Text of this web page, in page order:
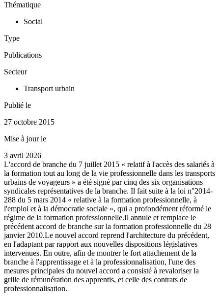
Thématique
Social
Type
Publications
Secteur
Transport urbain
Publié le
27 octobre 2015
Mise à jour le
3 avril 2026
L'accord de branche du 7 juillet 2015 « relatif à l'accès des salariés à
la formation tout au long de la vie professionnelle dans les transports
urbains de voyageurs » a été signé par cinq des six organisations
syndicales représentatives de la branche. Il fait suite à la loi n°2014-
288 du 5 mars 2014 « relative à la formation professionnelle, à
l'emploi et à la démocratie sociale », qui a profondément réformé le
régime de la formation professionnelle.Il annule et remplace le
précédent accord de branche sur la formation professionnelle du 28
janvier 2010.Le nouvel accord reprend l'architecture du précédent,
en l'adaptant par rapport aux nouvelles dispositions législatives
intervenues. En outre, afin de montrer le fort attachement de la
branche à l'apprentissage et à la professionnalisation, l'une des
mesures principales du nouvel accord a consisté à revaloriser la
grille de rémunération des apprentis, et celle des contrats de
professionnalisation.